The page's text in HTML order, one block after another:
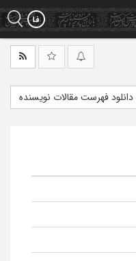
دانلود فهرست مقالات نویسنده